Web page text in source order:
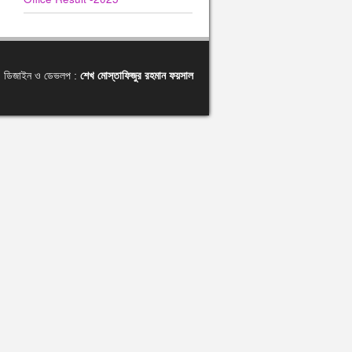
ডিজাইন ও ডেভলপ : শেখ মোস্তাফিজুর রহমান ফয়সাল